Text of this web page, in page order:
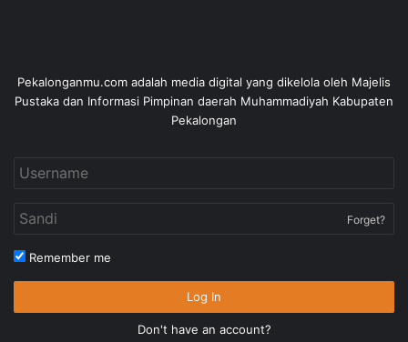
Pekalonganmu.com adalah media digital yang dikelola oleh Majelis
Pustaka dan Informasi Pimpinan daerah Muhammadiyah Kabupaten
Pekalongan
Forget?
Remember me
Log In
Don't have an account?